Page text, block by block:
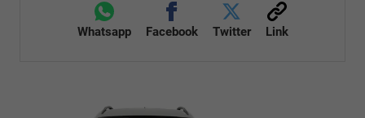
Whatsapp Facebook Twitter Link